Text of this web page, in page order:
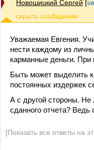
Новошицкий Сергей [
Уважаемая Евгения.
нести каждому из
карманные деньги.
Быть может выделить
постоянных издержек
А с другой стороны.
сданного отчета?
[Показать все ответы на